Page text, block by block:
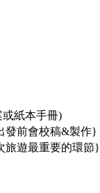
紙本手冊)
發前會校稿&製作}
旅遊最重要的環節}